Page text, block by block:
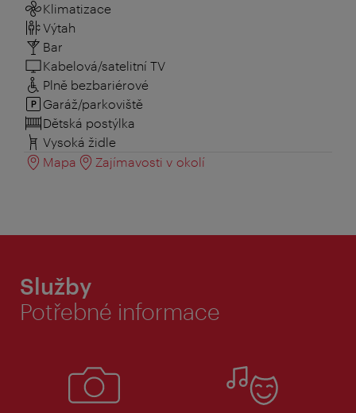
Klimatizace
Výtah
Bar
Kabelová/satelitní TV
Plně bezbariérové
Garáž/parkoviště
Dětská postýlka
Vysoká židle
Mapa
Zajímavosti v okolí
Služby
Potřebné informace